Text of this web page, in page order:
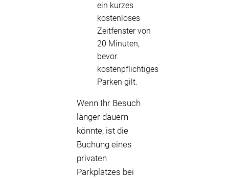
ein kurzes
kostenloses
Zeitfenster von
20 Minuten,
bevor
kostenpflichtiges
Parken gilt.
Wenn Ihr Besuch
länger dauern
könnte, ist die
Buchung eines
privaten
Parkplatzes bei